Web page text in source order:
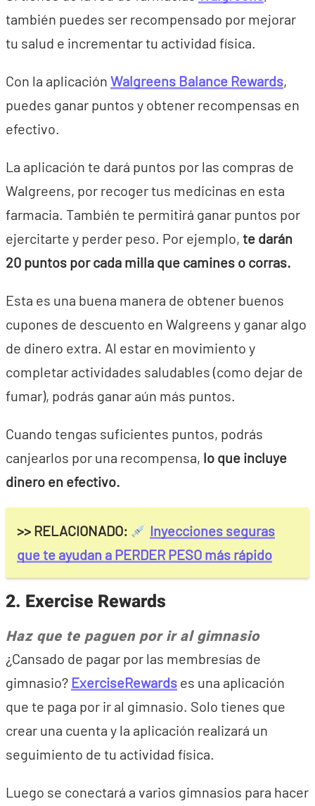
también puedes ser recompensado por mejorar
tu salud e incrementar tu actividad física.
Con la aplicación Walgreens Balance Rewards,
puedes ganar puntos y obtener recompensas en
efectivo.
La aplicación te dará puntos por las compras de
Walgreens, por recoger tus medicinas en esta
farmacia. También te permitirá ganar puntos por
ejercitarte y perder peso. Por ejemplo, te darán
20 puntos por cada milla que camines o corras.
Esta es una buena manera de obtener buenos
cupones de descuento en Walgreens y ganar algo
de dinero extra. Al estar en movimiento y
completar actividades saludables (como dejar de
fumar), podrás ganar aún más puntos.
Cuando tengas suficientes puntos, podrás
canjearlos por una recompensa, lo que incluye
dinero en efectivo.
>> RELACIONADO:
Inyecciones seguras
que te ayudan a PERDER PESO más rápido
2. Exercise Rewards
Haz que te paguen por ir al gimnasio
¿Cansado de pagar por las membresías de
gimnasio? ExerciseRewards es una aplicación
que te paga por ir al gimnasio. Solo tienes que
crear una cuenta y la aplicación realizará un
seguimiento de tu actividad física.
Luego se conectará a varios gimnasios para hacer